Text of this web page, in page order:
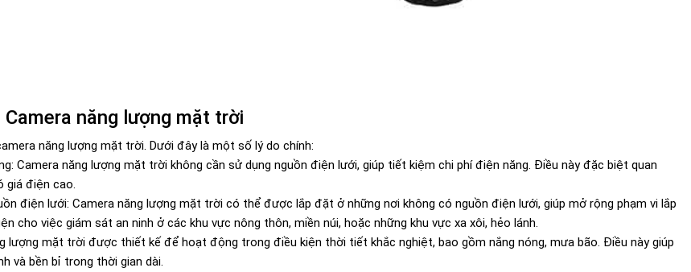
năng lượng mặt trời
năng lượng mặt trời. Dưới đây là một số lý do chính:
Camera năng lượng mặt trời không cần sử dụng nguồn điện lưới, giúp tiết kiệm chi phí điện năng. Điều này đặc biệt quan
giá điện cao.
điện lưới: Camera năng lượng mặt trời có thể được lắp đặt ở những nơi không có nguồn điện lưới, giúp mở rộng phạm vi lắp
cho việc giám sát an ninh ở các khu vực nông thôn, miền núi, hoặc những khu vực xa xôi, hẻo lánh.
lượng mặt trời được thiết kế để hoạt động trong điều kiện thời tiết khắc nghiệt, bao gồm nắng nóng, mưa bão. Điều này giúp
và bền bỉ trong thời gian dài.